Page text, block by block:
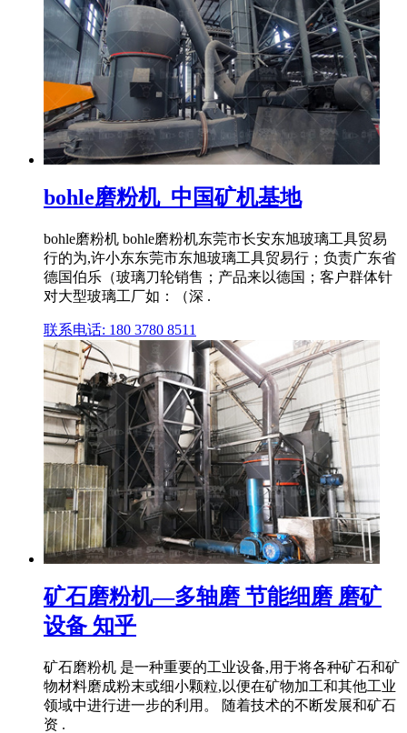
bohle磨粉机_中国矿机基地
bohle磨粉机 bohle磨粉机东莞市长安东旭玻璃工具贸易
行的为,许小东东莞市东旭玻璃工具贸易行；负责广东省
德国伯乐（玻璃刀轮销售；产品来以德国；客户群体针
对大型玻璃工厂如：（深 .
联系电话: 180 3780 8511
矿石磨粉机—多轴磨 节能细磨 磨矿
设备 知乎
矿石磨粉机 是一种重要的工业设备,用于将各种矿石和矿
物材料磨成粉末或细小颗粒,以便在矿物加工和其他工业
领域中进行进一步的利用。 随着技术的不断发展和矿石
资 .